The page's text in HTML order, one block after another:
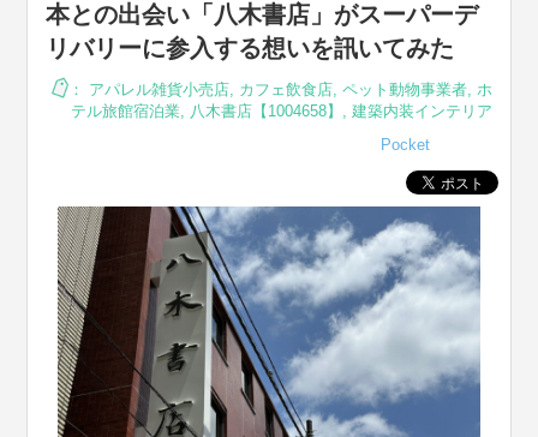
本との出会い「八木書店」がスーパーデ
リバリーに参入する想いを訊いてみた
： アパレル雑貨小売店, カフェ飲食店, ペット動物事業者, ホ
テル旅館宿泊業, 八木書店【1004658】 , 建築内装インテリア
Pocket